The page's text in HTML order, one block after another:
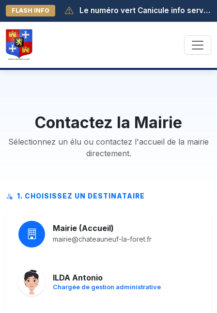
FLASH INFO Le numéro vert Canicule info service est activé au 0 800 06 66 66. Il est joignable de 8h à 19h (appel gratuit depuis la France métropolitaine).
Contactez la Mairie
Sélectionnez un élu ou contactez l'accueil de la mairie
directement.
1. CHOISISSEZ UN DESTINATAIRE
Mairie (Accueil)
mairie@chateauneuf-la-foret.fr
ILDA Antonio
Chargée de gestion administrative